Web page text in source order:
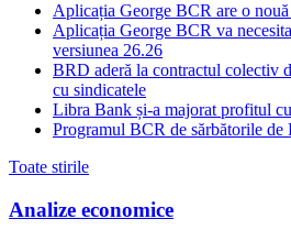
Aplicația George BCR are o
Aplicația George BCR va
versiunea 26.26
BRD aderă la contractul colectiv
cu sindicatele
Libra Bank și-a majorat profitul
Programul BCR de sărbătorile de
Toate stirile
Analize economice